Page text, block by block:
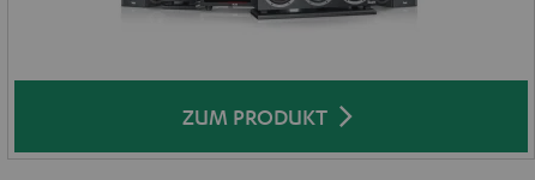
ZUM PRODUKT